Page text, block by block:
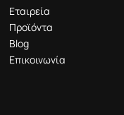
Εταιρεία
Προϊόντα
Blog
Επικοινωνία